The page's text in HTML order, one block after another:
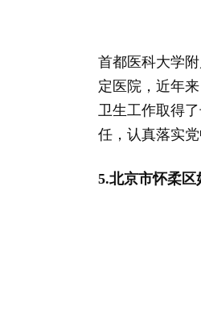
首都医科大学
定医院，近年
卫生工作取得
任，认真落实
5.北京市怀柔区